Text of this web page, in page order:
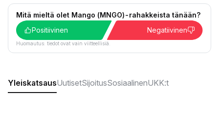
Mitä mieltä olet Mango (MNGO)-rahakkeista tänään?
Positiivinen
Negatiivinen
Huomautus: tiedot ovat vain viitteellisiä.
YleiskatsausUutisetSijoitusSosiaalinenUKK:t